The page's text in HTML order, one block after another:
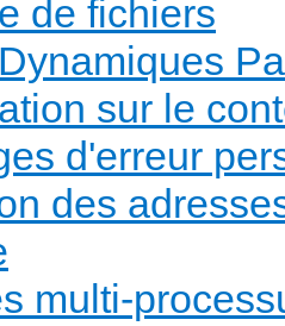
de fichiers
sur le
d'erreur
des
multi-